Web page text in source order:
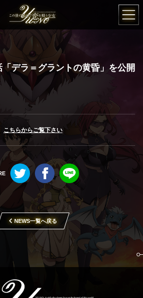
この世の果てで
デラ＝グラントの黄昏」を公開
こちらからご覧下さい
Twitter FacebookLINE
NEWS一覧へ戻る